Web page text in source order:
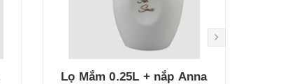
Lọ Mắm 0.25L + nắp Anna